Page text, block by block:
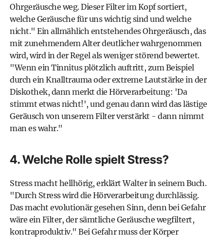
Ohrgeräusche weg. Dieser Filter im Kopf sortiert,
welche Geräusche für uns wichtig sind und welche
nicht." Ein allmählich entstehendes Ohrgeräusch, das
mit zunehmendem Alter deutlicher wahrgenommen
wird, wird in der Regel als weniger störend bewertet.
"Wenn ein Tinnitus plötzlich auftritt, zum Beispiel
durch ein Knalltrauma oder extreme Lautstärke in der
Diskothek, dann merkt die Hörverarbeitung: 'Da
stimmt etwas nicht!', und genau dann wird das lästige
Geräusch von unserem Filter verstärkt - dann nimmt
man es wahr."
4. Welche Rolle spielt Stress?
Stressmacht hellhörig, erklärt Walter in seinem Buch.
"Durch Stress wird die Hörverarbeitung durchlässig.
Das macht evolutionär gesehen Sinn, denn bei Gefahr
wäre ein Filter, der sämtliche Geräusche wegfiltert,
kontraproduktiv." Bei Gefahr muss der Körper